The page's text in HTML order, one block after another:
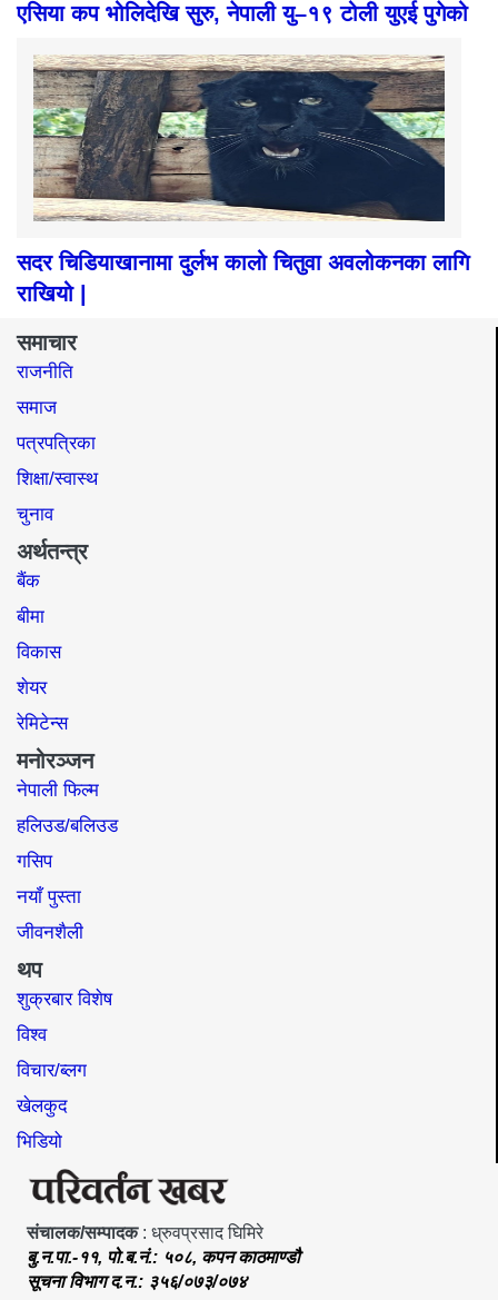
एसिया कप भोलिदेखि सुरु, नेपाली यु–१९ टोली युएई पुगेको
सदर चिडियाखानामा दुर्लभ कालो चितुवा अवलोकनका लागि
राखियो |
समाचार
राजनीति
समाज​
पत्रपत्रिका
शिक्षा/स्वास्थ
चुनाव
अर्थतन्त्र
बैंक
बीमा
विकास
शेयर
रेमिटेन्स
मनोरञ्जन
नेपाली फिल्म
हलिउड/बलिउड
गसिप
नयाँ पुस्ता
जीवनशैली
थप
शुक्रबार विशेष
विश्व
विचार/ब्लग
खेलकुद
भिडियो
संचालक/सम्पादक: ध्रुवप्रसाद घिमिरे
बु.न.पा.-११, पो.ब.नं.: ५०८, कपन काठमाण्डौ
सूचना विभाग द.न.: ३५६/०७३/०७४